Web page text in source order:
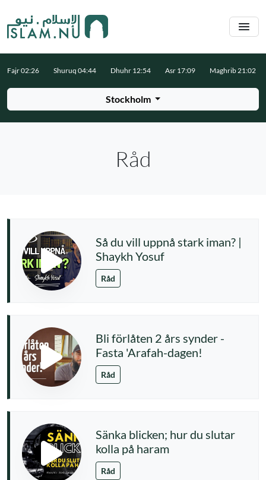
Stockholm
Fajr 02:26 Shuruq 04:44 Dhuhr 12:54 Asr 17:09 Maghrib 21:02
Råd
Så du vill uppnå stark iman? |
Shaykh Yosuf
Råd
Bli förlåten 2 års synder -
Fasta 'Arafah-dagen!
Råd
Sänka blicken; hur du slutar
kolla på haram
Råd